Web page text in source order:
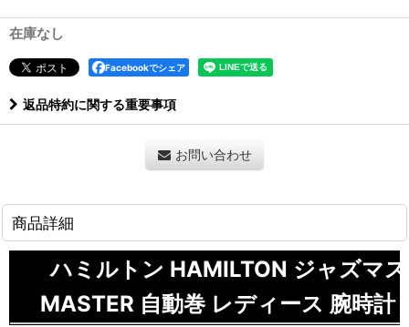
在庫なし
Facebookでシェア
返品特約に関する重要事項
お問い合わせ
商品詳細
ハミルトン HAMILTON ジャズマ
MASTER 自動巻 レディース 腕時